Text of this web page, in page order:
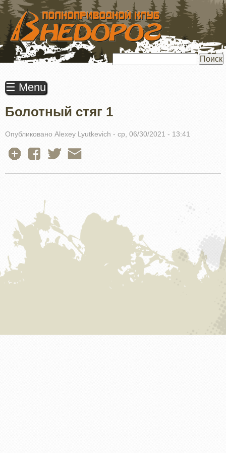
ПЕРЕЙТИ
ОСНОВНОМУ
СОДЕРЖАНИЮ
☰ Menu
Болотный стяг 1
Опубликовано Alexey Lyutkevich - ср, 06/30/2021 - 13:41